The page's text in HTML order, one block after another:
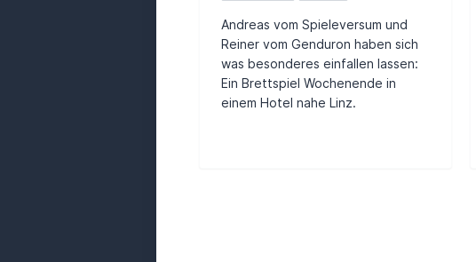
Andreas vom Spieleversum und
Reiner vom Genduron haben sich
was besonderes einfallen lassen:
Ein Brettspiel Wochenende in
einem Hotel nahe Linz.